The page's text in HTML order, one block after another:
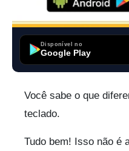
Disponível no
Google Play
Você sabe o que
teclado.
Tudo bem! Isso não é